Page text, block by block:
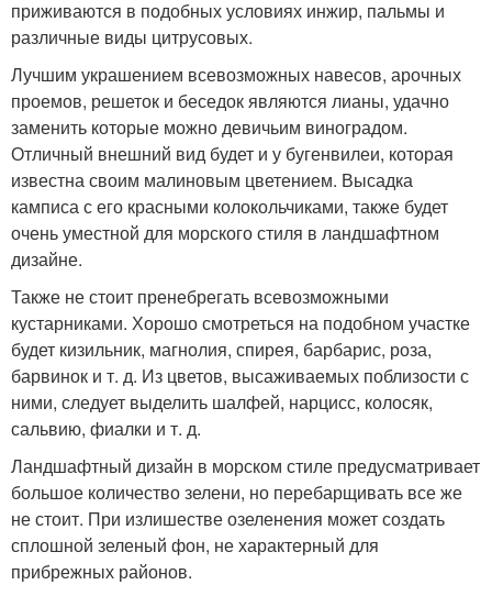
приживаются в подобных условиях инжир, пальмы и
различные виды цитрусовых.
Лучшим украшением всевозможных навесов, арочных
проемов, решеток и беседок являются лианы, удачно
заменить которые можно девичьим виноградом.
Отличный внешний вид будет и у бугенвилеи, которая
известна своим малиновым цветением. Высадка
камписа с его красными колокольчиками, также будет
очень уместной для морского стиля в ландшафтном
дизайне.
Также не стоит пренебрегать всевозможными
кустарниками. Хорошо смотреться на подобном участке
будет кизильник, магнолия, спирея, барбарис, роза,
барвинок и т. д. Из цветов, высаживаемых поблизости с
ними, следует выделить шалфей, нарцисс, колосяк,
сальвию, фиалки и т. д.
Ландшафтный дизайн в морском стиле предусматривает
большое количество зелени, но перебарщивать все же
не стоит. При излишестве озеленения может создать
сплошной зеленый фон, не характерный для
прибрежных районов.